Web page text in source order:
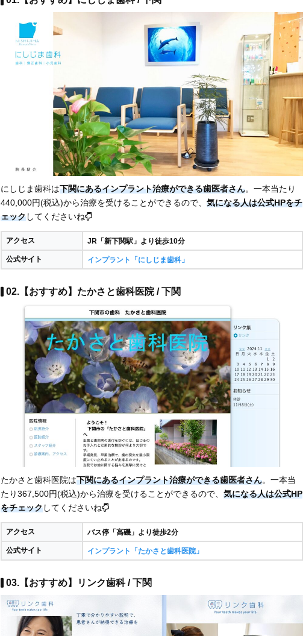
にしじま歯科は下関にあるインプラント治療ができる歯医者さん。一本当たり
440,000円(税込)から治療を受けることができるので、 気になる人は公式HPをチ
ェックしてくださいね
アクセス JR「新下関駅」より徒歩10分
公式サイト インプラント「にしじま歯科」
02.【おすすめ】たかさと歯科医院 / 下関
たかさと歯科医院は下関にあるインプラント治療ができる歯医者さん。一本当
たり367,500円(税込)から治療を受けることができるので、 気になる人は公式HP
をチェックしてくださいね
アクセス バス停「高磯」より徒歩2分
公式サイト インプラント「たかさと歯科医院」
03.【おすすめ】リンク歯科 / 下関